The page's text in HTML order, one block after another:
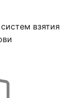
взятия